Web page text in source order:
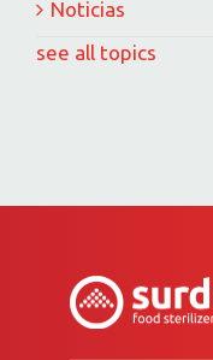
Noticias
see all topics